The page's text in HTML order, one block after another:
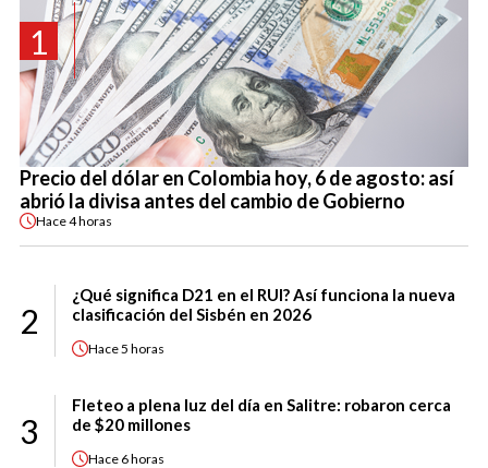
1
Precio del dólar en Colombia hoy, 6 de agosto: así
abrió la divisa antes del cambio de Gobierno
Hace4 horas
2
¿Qué significa D21 en el RUI? Así funciona la nueva
clasificación del Sisbén en 2026
Hace5 horas
3
Fleteo a plena luz del día en Salitre: robaron cerca
de $20 millones
Hace 6 horas